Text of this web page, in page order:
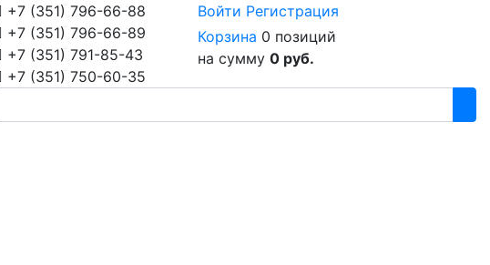
+7 (351) 796-66-88
+7 (351) 796-66-89
+7 (351) 791-85-43
+7 (351) 750-60-35
Войти Регистрация
Корзина 0 позиций
на сумму 0 руб.